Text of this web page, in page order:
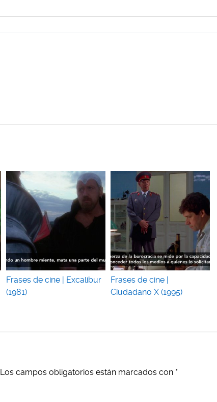
Frases de cine | Excalibur
(1981)
Frases de cine |
Ciudadano X (1995)
Los campos obligatorios están marcados con *